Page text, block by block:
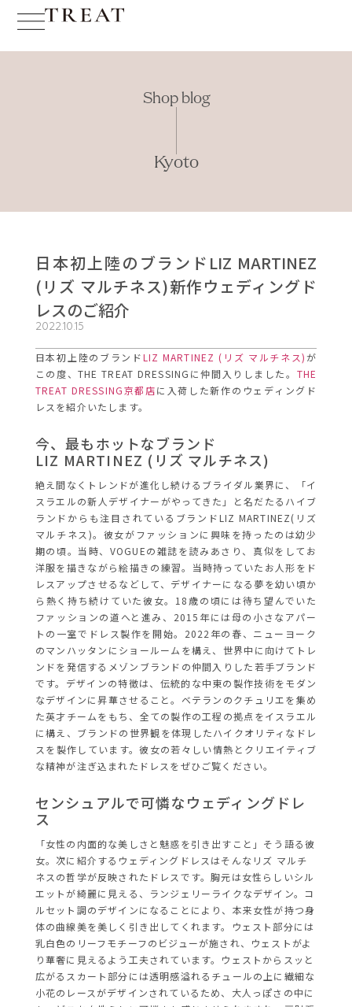
Shop blog
Kyoto
日本初上陸のブランドLIZ MARTINEZ
(リズ マルチネス)新作ウェディングド
レスのご紹介
2022.10.15
日本初上陸のブランドLIZ MARTINEZ (リズ マルチネス)が
この度、THE TREAT DRESSINGに仲間入りしました。 THE
TREAT DRESSING京都店に入荷した新作のウェディングド
レスを紹介いたします。
今、最もホットなブランド
LIZ MARTINEZ (リズ マルチネス)
絶え間なくトレンドが進化し続けるブライダル業界に、「イ
スラエルの新人デザイナーがやってきた」と名だたるハイブ
ランドからも注目されているブランドLIZ MARTINEZ(リズ
マルチネス)。彼女がファッションに興味を持ったのは幼少
期の頃。当時、VOGUEの雑誌を読みあさり、真似をしてお
洋服を描きながら絵描きの練習。当時持っていたお人形をド
レスアップさせるなどして、デザイナーになる夢を幼い頃か
ら熱く持ち続けていた彼女。18歳の頃には待ち望んでいた
ファッションの道へと進み、2015年には母の小さなアパー
トの一室でドレス製作を開始。2022年の春、ニューヨーク
のマンハッタンにショールームを構え、世界中に向けてトレ
ンドを発信するメゾンブランドの仲間入りした若手ブランド
です。デザインの特徴は、伝統的な中東の製作技術をモダン
なデザインに昇華させること。ベテランのクチュリエを集め
た英才チームをもち、全ての製作の工程の拠点をイスラエル
に構え、ブランドの世界観を体現したハイクオリティなドレ
スを製作しています。彼女の若々しい情熱とクリエイティブ
な精神が注ぎ込まれたドレスをぜひご覧ください。
センシュアルで可憐なウェディングドレ
ス
「女性の内面的な美しさと魅惑を引き出すこと」そう語る彼
女。次に紹介するウェディングドレスはそんなリズ マルチ
ネスの哲学が反映されたドレスです。胸元は女性らしいシル
エットが綺麗に見える、ランジェリーライクなデザイン。コ
ルセット調のデザインになることにより、本来女性が持つ身
体の曲線美を美しく引き出してくれます。ウェスト部分には
乳白色のリーフモチーフのビジューが施され、ウェストがよ
り華奢に見えるよう工夫されています。ウェストからスッと
広がるスカート部分には透明感溢れるチュールの上に繊細な
小花のレースがデザインされているため、大人っぽさの中に